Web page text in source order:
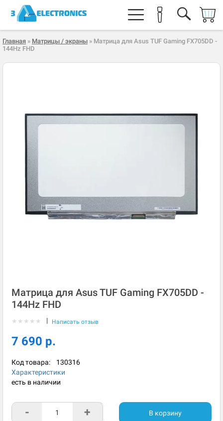
Главная » Матрицы / экраны » Матрица для Asus TUF Gaming FX705DD -
144Hz FHD
Матрица для Asus TUF Gaming FX705DD -
144Hz FHD
★ ★ ★ ★ ★ | Написать отзыв
7 690 р.
Код товара: 130316
Характеристики
есть в наличии
- + В корзину